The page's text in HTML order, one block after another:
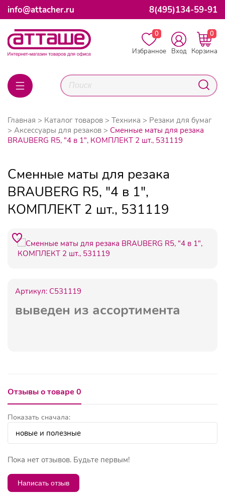
info@attacher.ru 8(495)134-59-91
0
Избранное
Вход
0
Корзина
Главная Каталог товаров Техника
Резаки для бумаг
Аксессуары для резаков
Сменные маты для резака
BRAUBERG R5, "4 в 1", КОМПЛЕКТ 2 шт., 531119
Сменные маты для резака
BRAUBERG R5, "4 в 1",
КОМПЛЕКТ 2 шт., 531119
Артикул: C531119
выведен из ассортимента
Отзывы о товаре 0
Показать сначала:
Пока нет отзывов. Будьте первым!
Написать отзыв